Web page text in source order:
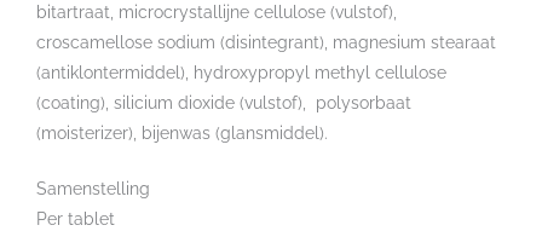
bitartraat, microcrystallijne cellulose (vulstof),
croscamellose sodium (disintegrant), magnesium stearaat
(antiklontermiddel), hydroxypropyl methyl cellulose
(coating), silicium dioxide (vulstof), polysorbaat
(moisterizer), bijenwas (glansmiddel).
Samenstelling
Per tablet